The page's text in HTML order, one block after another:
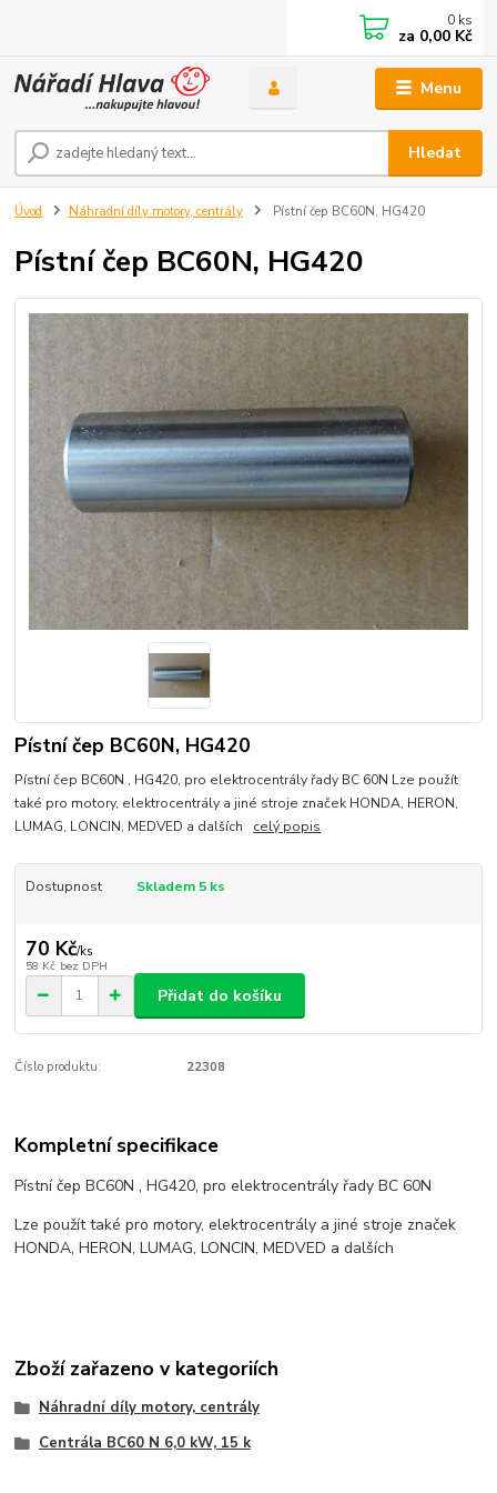
Menu
Hledat
0 ks
za 0,00 Kč
Úvod Náhradní díly motory, centrály Pístní čep BC60N, HG420
Pístní čep BC60N, HG420
Pístní čep BC60N, HG420
Pístní čep BC60N , HG420, pro elektrocentrály řady BC 60N Lze použít
také pro motory, elektrocentrály a jiné stroje značek HONDA, HERON,
LUMAG, LONCIN, MEDVED a dalších celý popis
Dostupnost Skladem 5 ks
70 Kč/ks
58 Kč bez DPH
Přidat do košíku
Číslo produktu: 22308
Kompletní specifikace
Pístní čep BC60N , HG420, pro elektrocentrály řady BC 60N
Lze použít také pro motory, elektrocentrály a jiné stroje značek
HONDA, HERON, LUMAG, LONCIN, MEDVED a dalších
Zboží zařazeno v kategoriích
Náhradní díly motory, centrály
Centrála BC60 N 6,0 kW, 15 k